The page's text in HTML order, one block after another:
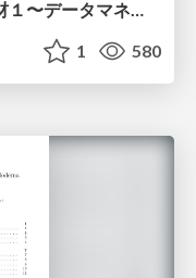
データマネジメント試験対策教材１〜データマネジメント基礎〜
1 580